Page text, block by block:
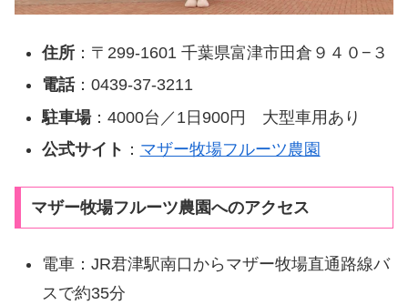
住所：〒299-1601 千葉県富津市田倉９４０−３
電話：0439-37-3211
駐車場：4000台／1日900円 大型車用あり
公式サイト ： マザー牧場フルーツ農園
マザー牧場フルーツ農園へのアクセス
電車：JR君津駅南口からマザー牧場直通路線バ
スで約35分